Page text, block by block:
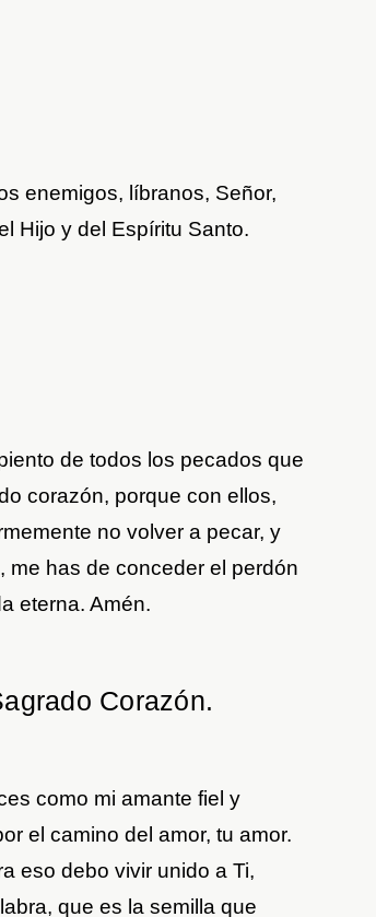
enemigos, líbranos, Señor,
Hijo y del Espíritu Santo.
de todos los pecados que
corazón, porque con ellos,
no volver a pecar, y
me has de conceder el perdón
eterna. Amén.
Corazón.
como mi amante fiel y
el camino del amor, tu amor.
eso debo vivir unido a Ti,
que es la semilla que